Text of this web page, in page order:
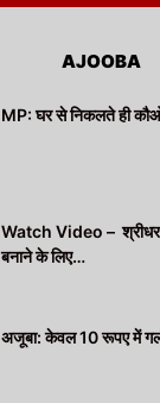
AJOOBA
MP: घर से निकलते ही
Watch Video – श्रीधर
बनाने के लिए…
अजूबा: केवल 10 रूपए में